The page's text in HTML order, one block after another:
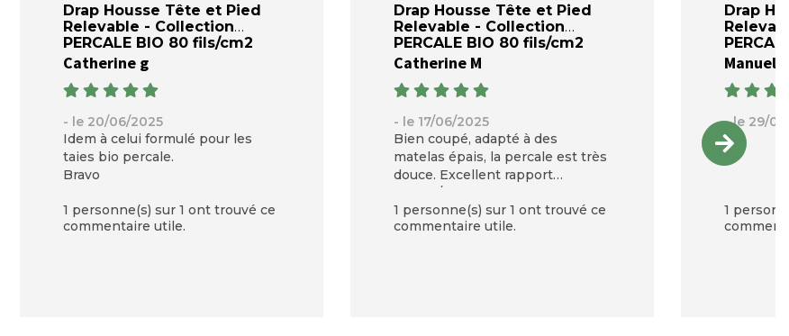
Drap Housse Tête et Pied
Relevable - Collection
PERCALE BIO 80 fils/cm2
Catherine g
- le 20/06/2025
Idem à celui formulé pour les
taies bio percale.
Bravo
1 personne(s) sur 1 ont trouvé ce
commentaire utile.
Drap Housse Tête et Pied
Relevable - Collection
PERCALE BIO 80 fils/cm2
Catherine M
- le 17/06/2025
Bien coupé, adapté à des
matelas épais, la percale est très
douce. Excellent rapport
qualité/prix
1 personne(s) sur 1 ont trouvé ce
commentaire utile.
Drap
- le 29/
Tb
1